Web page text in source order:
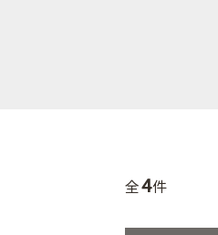
全4件